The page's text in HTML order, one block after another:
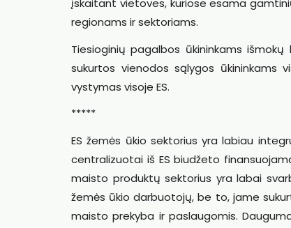
įskaitant vietoves, kuriose esama
regionams ir sektoriams.
Tiesioginių pagalbos ūkininkams
sukurtos vienodos sąlygos ūkininkams
vystymas visoje ES.
*****
ES žemės ūkio sektorius yra labiau
centralizuotai iš ES biudžeto
maisto produktų sektorius yra labai
žemės ūkio darbuotojų, be to, jame
maisto prekyba ir paslaugomis.